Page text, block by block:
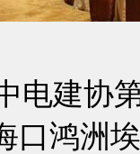
建协第
口鸿洲